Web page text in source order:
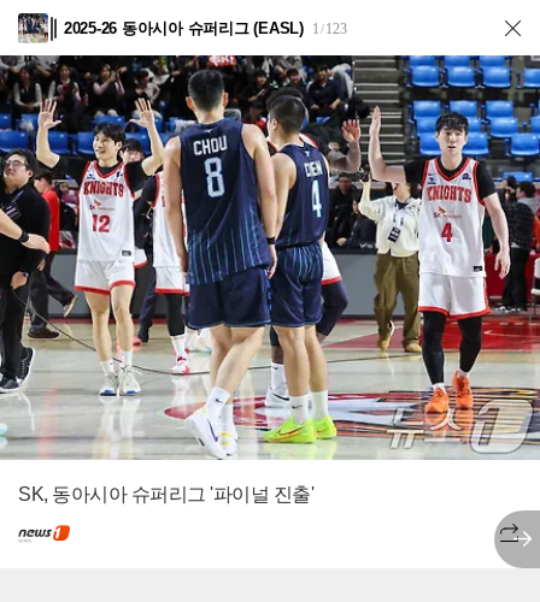
2025-26 동아시아 슈퍼리그 (EASL) 1/123
SK, 동아시아 슈퍼리그 '파이널 진출'